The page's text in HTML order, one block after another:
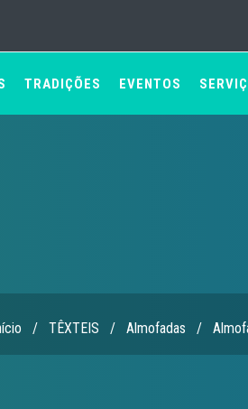
TRADIÇÕES EVENTOS
/ TÊXTEIS / Almofadas /